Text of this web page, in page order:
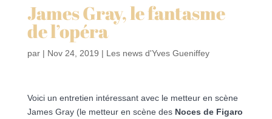
James Gray, le fantasme
de l’opéra
par | Nov 24, 2019 | Les news d'Yves Gueniffey
Voici un entretien intéressant avec le metteur en scène
James Gray (le metteur en scène des Noces de Figaro